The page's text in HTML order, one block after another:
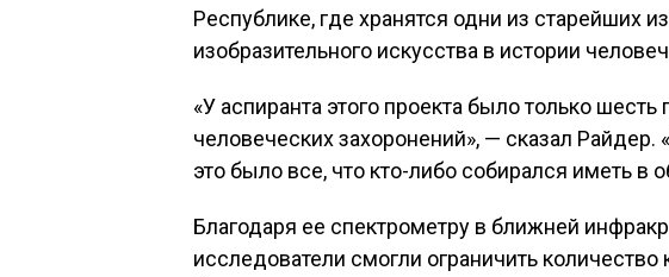
Республике, где хранятся одни из старейших
изобразительного искусства в истории
«У аспиранта этого проекта было только
человеческих захоронений», — сказал Райдер.
это было все, что кто-либо собирался иметь
Благодаря ее спектрометру в ближней
исследователи смогли ограничить